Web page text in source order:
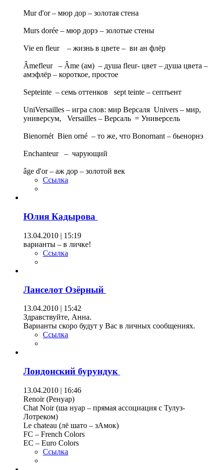
Mur d'or – мюр дор – золотая стена
Murs dorée – мюр дорэ – золотые стены
Vie en fleur – жизнь в цвете – ви ан флёр
Âmefleur – Âme (ам) – душа fleur- цвет – душа цвета –
амэфлёр – короткое, простое
Septeinte – семь оттенков sept teinte – септьент
UniVersailles – игра слов: мир Версаля Univers – мир,
универсум, Versailles – Версаль = Универсель
Bienornét Bien orné – то же, что Bonornant – бьенорнэ
Enchanteur – чарующий
âge d'or – аж дор – золотой век
Ссылка
Юлия Кадырова
13.04.2010 | 15:19
варианты – в личке!
Ссылка
Ланселот Озёрный
13.04.2010 | 15:42
Здравствуйте, Анна.
Варианты скоро будут у Вас в личных сообщениях.
Ссылка
Лондонский бурундук
13.04.2010 | 16:46
Renoir (Ренуар)
Chat Noir (ша нуар – прямая ассоциация с Тулуз-
Лотреком)
Le chateau (лё шато – зАмок)
FC – French Colors
EC – Euro Colors
Ссылка